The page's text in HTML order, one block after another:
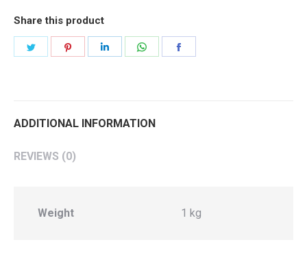
Share this product
ADDITIONAL INFORMATION
REVIEWS (0)
Weight 1 kg